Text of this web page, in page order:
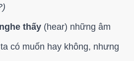
nghe thấy (hear) những âm
có muốn hay không, nhưng